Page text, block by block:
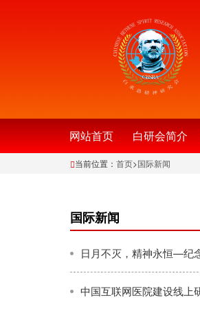
网站首页 白研会简介
当前位置： 首页>国际新闻
国际新闻